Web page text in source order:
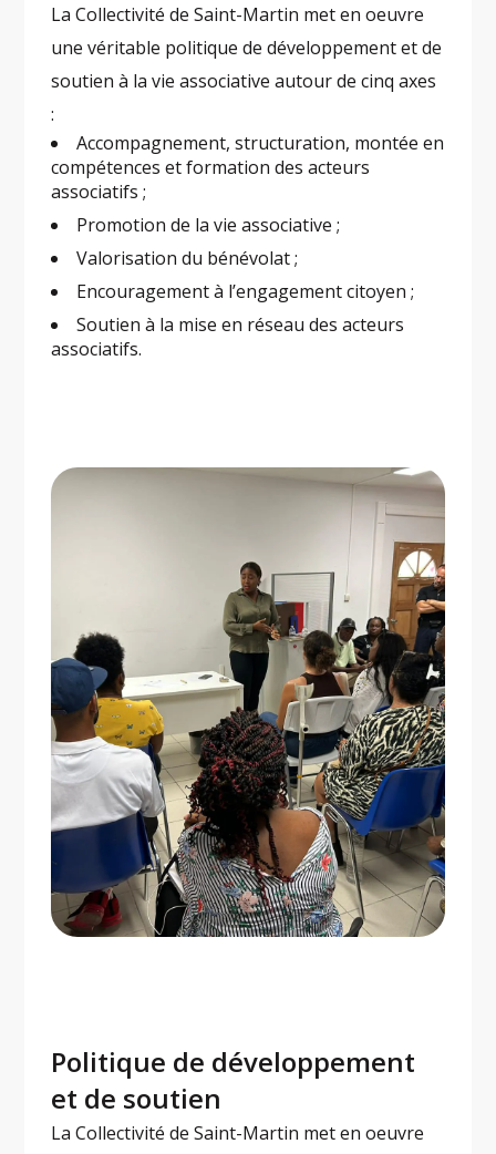
La Collectivité de Saint-Martin met en oeuvre
une véritable politique de développement et de
soutien à la vie associative autour de cinq axes
:
Accompagnement, structuration, montée en
compétences et formation des acteurs
associatifs ;
Promotion de la vie associative ;
Valorisation du bénévolat ;
Encouragement à l’engagement citoyen ;
Soutien à la mise en réseau des acteurs
associatifs.
Politique de développement
et de soutien
La Collectivité de Saint-Martin met en oeuvre